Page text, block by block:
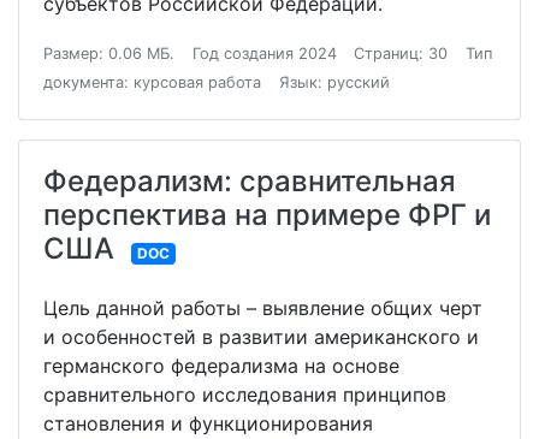
Размер: 0.06 МБ. Год создания 2024 Страниц: 30
Тип
документа: курсовая работа
Язык: русский
Федерализм: сравнительная
перспектива на примере ФРГ и
США
DOC
Цель данной работы – выявление общих черт
и особенностей в развитии американского и
германского федерализма на основе
сравнительного исследования принципов
становления и функционирования